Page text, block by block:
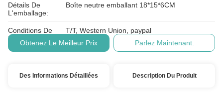
Détails De
L'emballage:
Boîte neutre emballant 18*15*6CM
Conditions De
Paiement:
T/T, Western Union, paypal
Obtenez Le Meilleur Prix
Parlez Maintenant.
Des Informations Détaillées Description Du Produit